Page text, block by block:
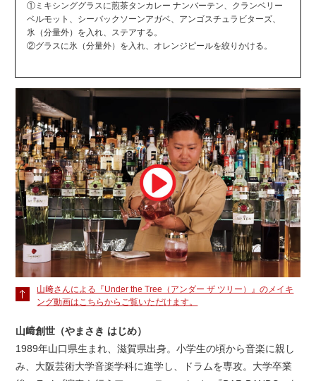
①ミキシンググラスに煎茶タンカレー ナンバーテン、クランベリー
ベルモット、シーバックソーンアガベ、アンゴスチュラビターズ、
氷（分量外）を入れ、ステアする。
②グラスに氷（分量外）を入れ、オレンジピールを絞りかける。
山﨑さんによる『Under the Tree（アンダー ザ ツリー）』のメイキ
ング動画はこちらからご覧いただけます。
山﨑創世（やまさき はじめ）
1989年山口県生まれ、滋賀県出身。小学生の頃から音楽に親し
み、大阪芸術大学音楽学科に進学し、ドラムを専攻。大学卒業